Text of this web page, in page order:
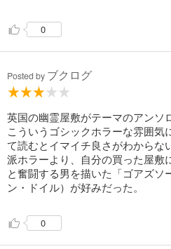
0
Posted by ブクログ
英国の幽霊屋敷がテーマのアンソ
こういうゴシックホラーな雰囲気
て読むとイマイチ良さがわからな
派ホラーより、自分の買った屋敷
と奮闘する男を描いた「ゴアズソ
ン・ドイル）が好みだった。
0